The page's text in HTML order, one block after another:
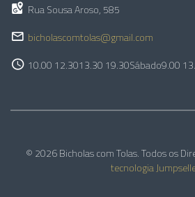
Rua Sousa Aroso, 585
bicholascomtolas@gmail.com
10.00 12.3013.30 19.30Sábado9.00
© 2026 Bicholas com Tolas. Todos os
tecnologia